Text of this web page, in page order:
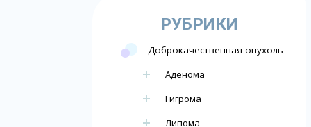
РУБРИКИ
Доброкачественная опухоль
Аденома
Гигрома
Липома